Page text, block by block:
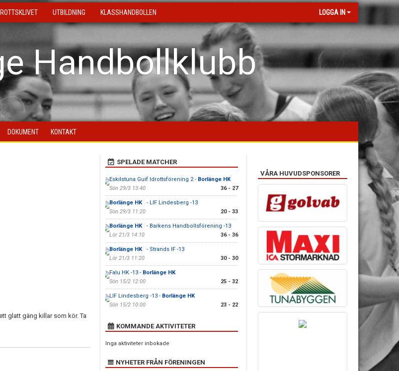
UTBILDNING KLASSHANDBOLLEN LOGGA IN
Handbollklubb
DOKUMENT KONTAKT
glatt gäng killar som kör. Ta
SPELADE MATCHER
Eskilstuna Guif Idrottsförening 2 - Borlänge HK
Sön 29/3 13:40
36 - 27
Borlänge HK
- LIF Lindesberg -13
Sön 29/3 11:20
20 - 33
Borlänge HK
- Barkens Handbollsförening -13
Lör 21/3 14:10
36 - 36
Borlänge HK
- Strands IF -13
Lör 21/3 11:20
30 - 30
Falu HK -13 - Borlänge HK
Sön 15/2 12:00
25 - 32
LIF Lindesberg -13 - Borlänge HK
Sön 15/2 10:00
23 - 22
KOMMANDE AKTIVITETER
Inga aktiviteter inbokade
NYHETER FRÅN FÖRENINGEN
VÅRA HUVUDSPONSORER